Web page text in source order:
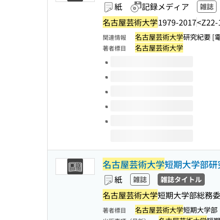
紙 記録メディア 雑誌
名古屋芸術大学1979-2017
関連情報 名古屋芸術大学研究紀要 [
著者標目 名古屋芸術大学
このタイトルの巻号
名古屋芸術大学短期大学部
紙 雑誌 雑誌タイトル
名古屋芸術大学短期大学部総務
著者標目 名古屋芸術大学短期大学部